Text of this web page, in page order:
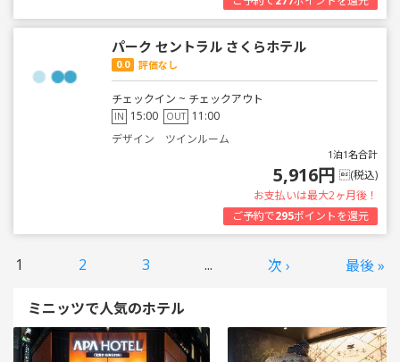
パーク セントラル さくらホテル
0.0 評価なし
チェックイン ~ チェックアウト
IN 15:00 OUT 11:00
デザイン ツインルーム
1泊1名合計
5,916円 (税込)
お支払いは最大2ヶ月後！
ご予約で295ポイントを還元
1 2 3 ... 次 › 最後 »
ミニッツで人気のホテル